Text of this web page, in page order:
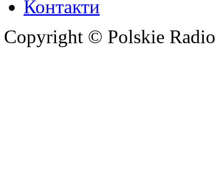
Контакти
Copyright © Polskie